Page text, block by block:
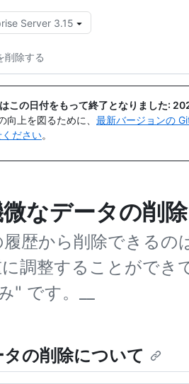
Server 3.15
削除する
この日付をもって終了となりました:
上を図るために、 最新バージョンの
ださい。
なデータの削除
歴から削除できるの
調整することができ
です。__
の削除について